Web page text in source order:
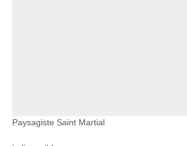
Paysagiste Saint Martial